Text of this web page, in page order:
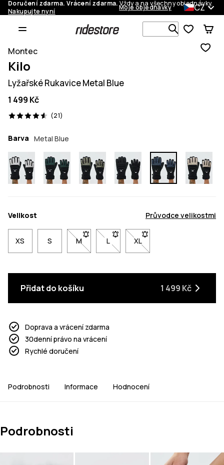
Doručení zdarma. Vrácení zdarma.Vždy a na všechny objednávky.
Nakupujte nyní
Moje objednávky CZ
Vyhledávej
Montec
Kilo
Lyžařské Rukavice Metal Blue
1 499 Kč
(21)
21 recenze, 4.6/5
Barva Metal Blue
Velikost Průvodce velikostmi
XS S M- Velikost M není dostupná. Klikni pro
L- Velikost L není dostupná. Klikni
XL- Velikost XL není
Přidat do košíku 1 499 Kč
Doprava a vrácení zdarma
30denní právo na vrácení
Rychlé doručení
Podrobnosti Informace Hodnocení
Podrobnosti